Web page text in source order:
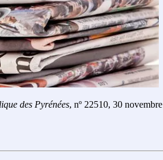
des Pyrénées, nº 22510, 30 novembre